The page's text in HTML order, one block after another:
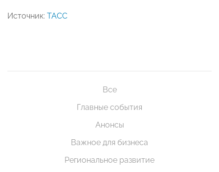
Источник: ТАСС
Все
Главные события
Анонсы
Важное для бизнеса
Региональное развитие